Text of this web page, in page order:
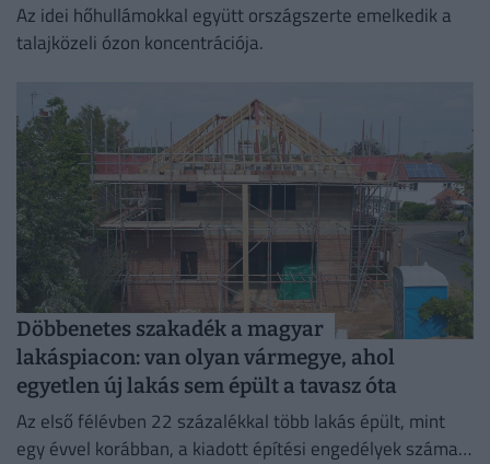
Az idei hőhullámokkal együtt országszerte emelkedik a
talajközeli ózon koncentrációja.
Döbbenetes szakadék a magyar
lakáspiacon: van olyan vármegye, ahol
egyetlen új lakás sem épült a tavasz óta
Az első félévben 22 százalékkal több lakás épült, mint
egy évvel korábban, a kiadott építési engedélyek száma